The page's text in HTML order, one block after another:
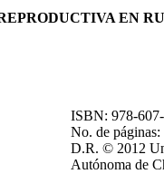
EN
ISBN: 978-
No. de páginas:
D.R. © 2012
Autónoma de